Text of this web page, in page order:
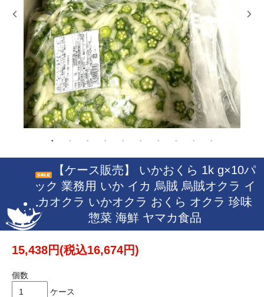
【ケース販売】 いかおくら 1k g×10パ
ック 業務用 いか イカ 烏賊 烏賊オクラ イ
カオクラ いかオクラ おくら オクラ 珍味
惣菜 海鮮 ヤマカ食品
15,438円(税込16,674円)
個数
ケース